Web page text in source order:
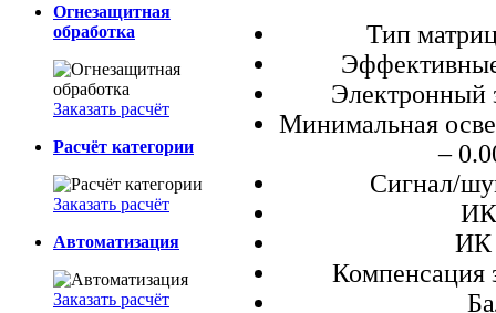
Огнезащитная
обработка
Заказать расчёт
Расчёт категории
Заказать расчёт
Автоматизация
Заказать расчёт
Тип
Электронный
Минимальная
–
Сигнал/
ИК
ИК
Компенсация